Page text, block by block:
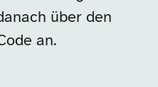
über den
an.